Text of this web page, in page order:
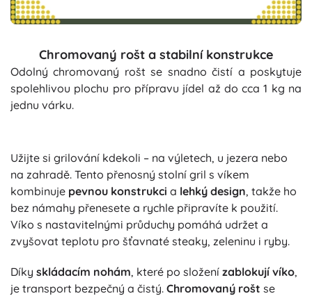
Chromovaný rošt a stabilní konstrukce
Odolný chromovaný rošt se snadno čistí a poskytuje
spolehlivou plochu pro přípravu jídel až do cca 1 kg na
jednu várku.
Užijte si grilování kdekoli – na výletech, u jezera nebo
na zahradě. Tento přenosný stolní gril s víkem
kombinuje pevnou konstrukci a lehký design, takže ho
bez námahy přenesete a rychle připravíte k použití.
Víko s nastavitelnými průduchy pomáhá udržet a
zvyšovat teplotu pro šťavnaté steaky, zeleninu i ryby.
Díky skládacím nohám, které po složení zablokují víko,
je transport bezpečný a čistý. Chromovaný rošt se